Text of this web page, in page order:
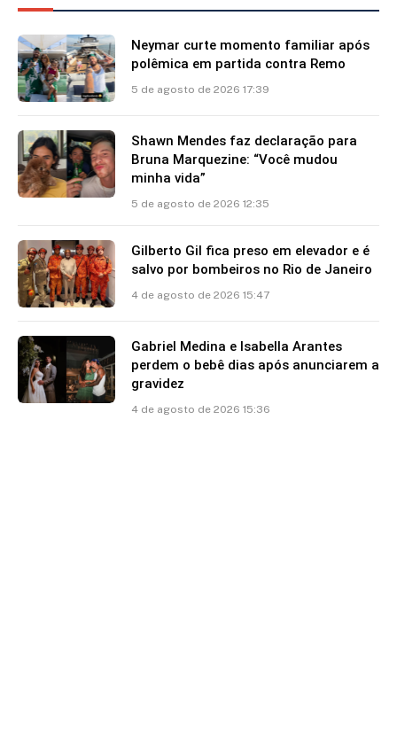
Neymar curte momento familiar após
polêmica em partida contra Remo
5 de agosto de 2026 17:39
Shawn Mendes faz declaração para
Bruna Marquezine: “Você mudou
minha vida”
5 de agosto de 2026 12:35
Gilberto Gil fica preso em elevador e é
salvo por bombeiros no Rio de Janeiro
4 de agosto de 2026 15:47
Gabriel Medina e Isabella Arantes
perdem o bebê dias após anunciarem a
gravidez
4 de agosto de 2026 15:36